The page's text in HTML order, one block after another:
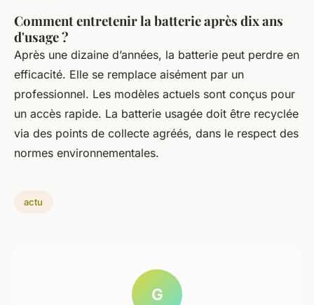
Comment entretenir la batterie après dix ans
d'usage ?
Après une dizaine d’années, la batterie peut perdre en
efficacité. Elle se remplace aisément par un
professionnel. Les modèles actuels sont conçus pour
un accès rapide. La batterie usagée doit être recyclée
via des points de collecte agréés, dans le respect des
normes environnementales.
actu
G